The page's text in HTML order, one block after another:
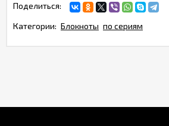
Поделиться:
Категории: Блокноты по сериям